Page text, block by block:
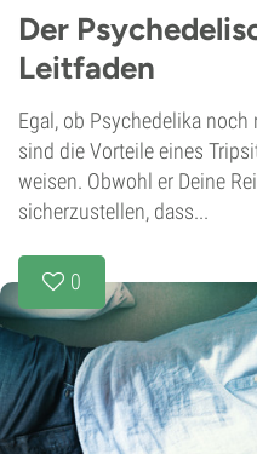
Der
Leitfaden
Egal, ob Psychedelika
sind die Vorteile eines
weisen. Obwohl er Deine
sicherzustellen, dass...
0